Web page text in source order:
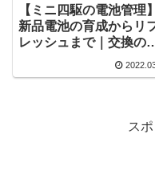
【ミニ四駆の電池管理】
新品電池の育成からリ
レッシュまで｜交換の
ス